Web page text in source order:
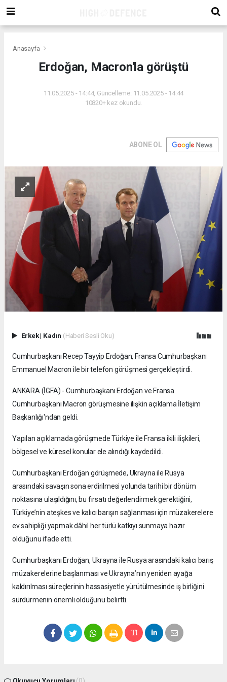
Anasayfa
Erdoğan, Macron'la görüştü
11.05.2025 - 14:44, Güncelleme: 11.05.2025 - 14:44
10820+ kez okundu.
ABONE OL
Erkek| Kadın (Haberi Sesli Oku)
Cumhurbaşkanı Recep Tayyip Erdoğan, Fransa Cumhurbaşkanı
Emmanuel Macron ile bir telefon görüşmesi gerçekleştirdi.
ANKARA (İGFA) - Cumhurbaşkanı Erdoğan ve Fransa
Cumhurbaşkanı Macron görüşmesine ilişkin açıklama İletişim
Başkanlığı'ndan geldi.
Yapılan açıklamada görüşmede Türkiye ile Fransa ikili ilişkileri,
bölgesel ve küresel konular ele alındığı kaydedildi.
Cumhurbaşkanı Erdoğan görüşmede, Ukrayna ile Rusya
arasındaki savaşın sona erdirilmesi yolunda tarihi bir dönüm
noktasına ulaşıldığını, bu fırsatı değerlendirmek gerektiğini,
Türkiye’nin ateşkes ve kalıcı barışın sağlanması için müzakerelere
ev sahipliği yapmak dâhil her türlü katkıyı sunmaya hazır
olduğunu ifade etti.
Cumhurbaşkanı Erdoğan, Ukrayna ile Rusya arasındaki kalıcı barış
müzakerelerine başlanması ve Ukrayna’nın yeniden ayağa
kaldırılması süreçlerinin hassasiyetle yürütülmesinde iş birliğini
sürdürmenin önemli olduğunu belirtti.